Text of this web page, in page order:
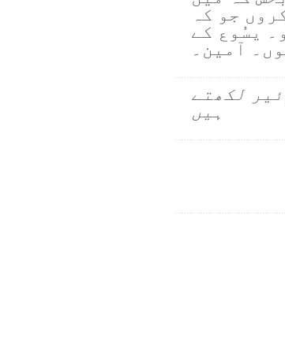
جو کہ
یسُوع کے
آمین۔
لکھتے
ہیں